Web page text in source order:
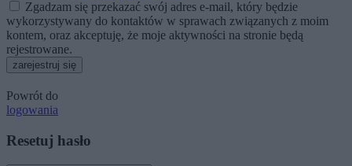
Zgadzam się przekazać swój adres e-mail, który będzie
wykorzystywany do kontaktów w sprawach związanych z moim
kontem, oraz akceptuję, że moje aktywności na stronie będą
rejestrowane.
zarejestruj się
Powrót do
logowania
Resetuj hasło